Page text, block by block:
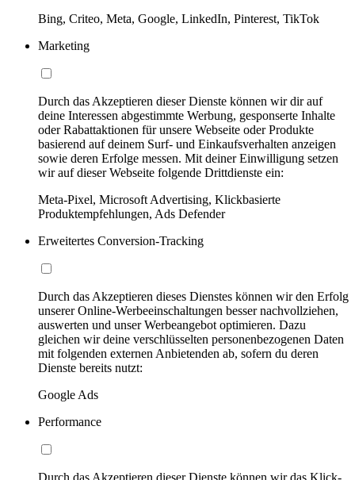
Bing, Criteo, Meta, Google, LinkedIn, Pinterest, TikTok
Marketing
Durch das Akzeptieren dieser Dienste können wir dir auf
deine Interessen abgestimmte Werbung, gesponserte Inhalte
oder Rabattaktionen für unsere Webseite oder Produkte
basierend auf deinem Surf- und Einkaufsverhalten anzeigen
sowie deren Erfolge messen. Mit deiner Einwilligung setzen
wir auf dieser Webseite folgende Drittdienste ein:
Meta-Pixel, Microsoft Advertising, Klickbasierte
Produktempfehlungen, Ads Defender
Erweitertes Conversion-Tracking
Durch das Akzeptieren dieses Dienstes können wir den Erfolg
unserer Online-Werbeeinschaltungen besser nachvollziehen,
auswerten und unser Werbeangebot optimieren. Dazu
gleichen wir deine verschlüsselten personenbezogenen Daten
mit folgenden externen Anbietenden ab, sofern du deren
Dienste bereits nutzt:
Google Ads
Performance